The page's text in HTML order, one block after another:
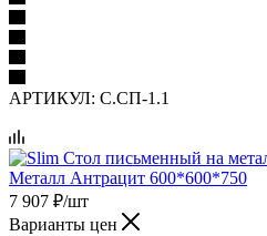
АРТИКУЛ: С.СП-1.1
7 907 ₽/шт
Варианты цен